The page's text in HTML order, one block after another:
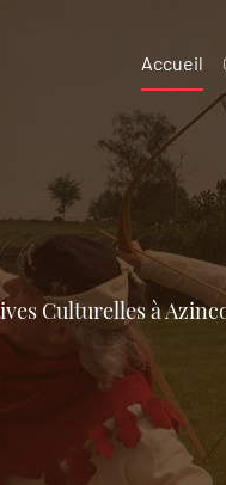
Accueil
Culturelles à